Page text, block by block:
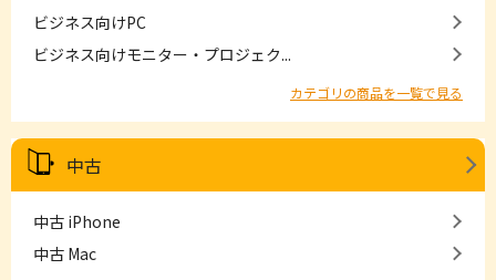
ビジネス向けPC
ビジネス向けモニター・プロジェク...
カテゴリの商品を一覧で見る
中古
中古 iPhone
中古 Mac